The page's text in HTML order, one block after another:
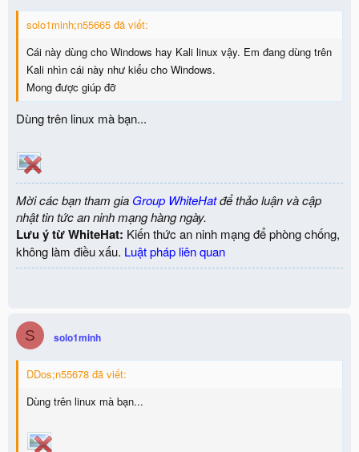
solo1minh;n55665 đã viết:
Cái này dùng cho Windows hay Kali linux vậy. Em đang dùng trên
Kali nhìn cái này như kiểu cho Windows.
Mong được giúp đỡ
Dùng trên linux mà bạn...
Mời các bạn tham gia Group WhiteHatđể thảo luận và cập
nhật tin tức an ninh mạng hàng ngày.
Lưu ý từ WhiteHat: Kiến thức an ninh mạng để phòng chống,
không làm điều xấu. Luật pháp liên quan
S solo1minh
DDos;n55678 đã viết:
Dùng trên linux mà bạn...